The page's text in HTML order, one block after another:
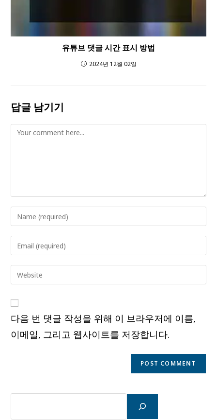
유튜브 댓글 시간 표시 방법
2024년 12월 02일
답글 남기기
Comment
Enter
your
name
to
comment
Enter
your
email
address
comment
Enter
your
URL
(optional)
다음 번 댓글 작성을 위해 이 브라우저에 이름,
이메일, 그리고 웹사이트를 저장합니다.